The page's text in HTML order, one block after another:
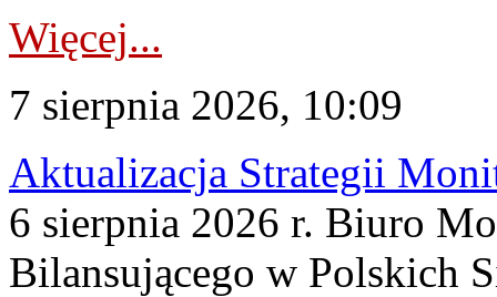
Więcej...
7 sierpnia 2026, 10:09
Aktualizacja Strategii
6 sierpnia 2026 r. Biuro
Bilansującego w Polskich